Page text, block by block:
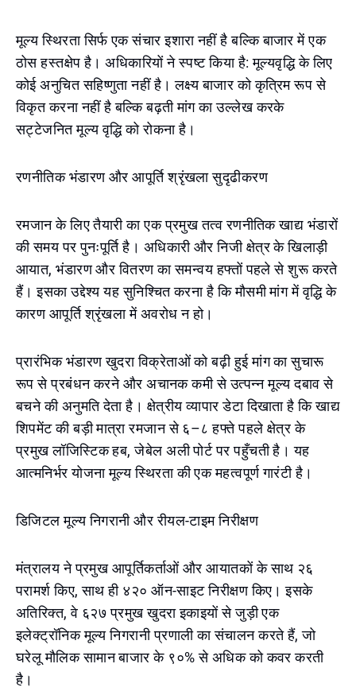
मूल्य स्थिरता सिर्फ एक संचार इशारा नहीं है बल्कि बाजार में एक
ठोस हस्तक्षेप है। अधिकारियों ने स्पष्ट किया है: मूल्यवृद्धि के लिए
कोई अनुचित सहिष्णुता नहीं है। लक्ष्य बाजार को कृत्रिम रूप से
विकृत करना नहीं है बल्कि बढ़ती मांग का उल्लेख करके
सट्टेजनित मूल्य वृद्धि को रोकना है।
रणनीतिक भंडारण और आपूर्ति श्रृंखला सुदृढीकरण
रमजान के लिए तैयारी का एक प्रमुख तत्व रणनीतिक खाद्य भंडारों
की समय पर पुनःपूर्ति है। अधिकारी और निजी क्षेत्र के खिलाड़ी
आयात, भंडारण और वितरण का समन्वय हफ्तों पहले से शुरू करते
हैं। इसका उद्देश्य यह सुनिश्चित करना है कि मौसमी मांग में वृद्धि के
कारण आपूर्ति श्रृंखला में अवरोध न हो।
प्रारंभिक भंडारण खुदरा विक्रेताओं को बढ़ी हुई मांग का सुचारू
रूप से प्रबंधन करने और अचानक कमी से उत्पन्न मूल्य दबाव से
बचने की अनुमति देता है। क्षेत्रीय व्यापार डेटा दिखाता है कि खाद्य
शिपमेंट की बड़ी मात्रा रमजान से ६–८ हफ्ते पहले क्षेत्र के
प्रमुख लॉजिस्टिक हब, जेबेल अली पोर्ट पर पहुँचती है। यह
आत्मनिर्भर योजना मूल्य स्थिरता की एक महत्वपूर्ण गारंटी है।
डिजिटल मूल्य निगरानी और रीयल-टाइम निरीक्षण
मंत्रालय ने प्रमुख आपूर्तिकर्ताओं और आयातकों के साथ २६
परामर्श किए, साथ ही ४२० ऑन-साइट निरीक्षण किए। इसके
अतिरिक्त, वे ६२७ प्रमुख खुदरा इकाइयों से जुड़ी एक
इलेक्ट्रॉनिक मूल्य निगरानी प्रणाली का संचालन करते हैं, जो
घरेलू मौलिक सामान बाजार के ९०% से अधिक को कवर करती
है।